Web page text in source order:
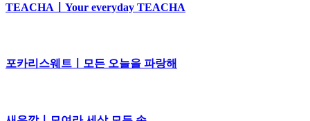
TEACHAㅣYour everyday TEACHA
포카리스웨트ㅣ모든 오늘을 파랑해